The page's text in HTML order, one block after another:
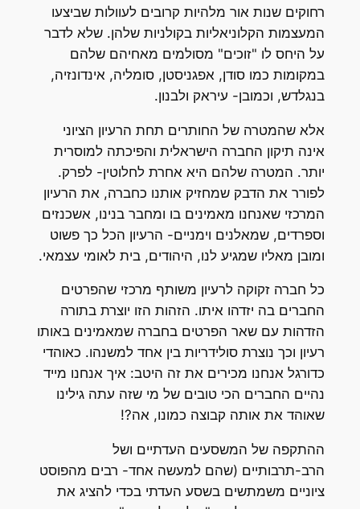
רחוקים שנות אור מלהיות קרובים לעוולות שביצעו
המעצמות הקלוניאליות בקולניות שלהן. שלא לדבר
על היחס לו "זוכים" מסולמים מאחיהם שלהם
במקומות כמו סודן, אפגניסטן, סומליה, אינדונזיה,
בנגלדש, וכמובן- עיראק ולבנון.
אלא שהמטרה של החותרים תחת הרעיון הציוני
אינה תיקון החברה הישראלית והפיכתה למוסרית
יותר. המטרה שלהם היא אחרת לחלוטין- לפרק.
לפורר את הדבק שמחזיק אותנו כחברה, את הרעיון
המרכזי שאנחנו מאמינים בו ומחבר בנינו, אשכנזים
וספרדים, שמאלנים וימניים- הרעיון הכל כך פשוט
ומובן מאליו שמגיע לנו, היהודים, בית לאומי עצמאי.
כל חברה זקוקה לרעיון משותף מרכזי שהפרטים
החברים בה יזדהו איתו. הזהות הזו יוצרת בתורה
הזדהות עם שאר הפרטים בחברה שמאמינים באותו
רעיון וכך נוצרת סולידריות בין אחד למשנהו. כאוהדי
כדורגל אנחנו מכירים את זה היטב: איך אנחנו מייד
נהיים החברים הכי טובים של מי שזה עתה גילינו
שאוהד את אותה קבוצה כמונו, אה?!
ההתקפה של המשסעים העדתיים ושל
הרב-תרבותיים (שהם למעשה אחד- רבים מהפוסט
ציוניים משמתשים בשסע העדתי בכדי להציג את